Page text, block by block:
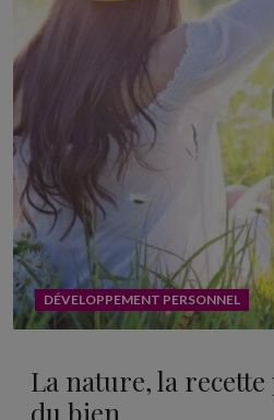
DÉVELOPPEMENT PERSONNEL
La nature, la
du bien